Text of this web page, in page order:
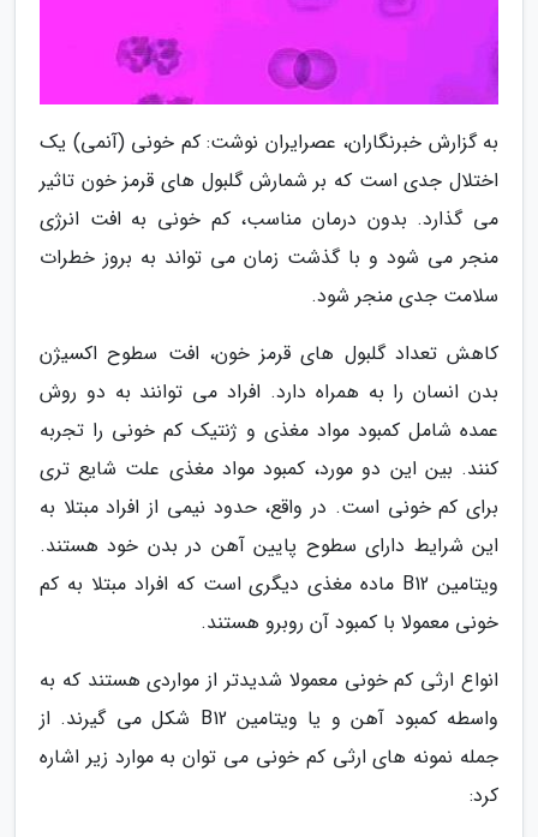
به گزارش خبرنگاران، عصرایران نوشت: کم خونی (آنمی) یک
اختلال جدی است که بر شمارش گلبول های قرمز خون تاثیر
می گذارد. بدون درمان مناسب، کم خونی به افت انرژی
منجر می شود و با گذشت زمان می تواند به بروز خطرات
سلامت جدی منجر شود.
کاهش تعداد گلبول های قرمز خون، افت سطوح اکسیژن
بدن انسان را به همراه دارد. افراد می توانند به دو روش
عمده شامل کمبود مواد مغذی و ژنتیک کم خونی را تجربه
کنند. بین این دو مورد، کمبود مواد مغذی علت شایع تری
برای کم خونی است. در واقع، حدود نیمی از افراد مبتلا به
این شرایط دارای سطوح پایین آهن در بدن خود هستند.
ویتامین B12 ماده مغذی دیگری است که افراد مبتلا به کم
خونی معمولا با کمبود آن روبرو هستند.
انواع ارثی کم خونی معمولا شدیدتر از مواردی هستند که به
واسطه کمبود آهن و یا ویتامین B12 شکل می گیرند. از
جمله نمونه های ارثی کم خونی می توان به موارد زیر اشاره
کرد: